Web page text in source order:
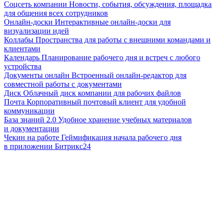
Соцсеть компании Новости, события, обсуждения, площадка
для общения всех сотрудников
Онлайн-доски Интерактивные онлайн-доски для
визуализации идей
Коллабы Пространства для работы с внешними командами и
клиентами
Календарь Планирование рабочего дня и встреч с любого
устройства
Документы онлайн Встроенный онлайн-редактор для
совместной работы с документами
Диск Облачный диск компании для рабочих файлов
Почта Корпоративный почтовый клиент для удобной
коммуникации
База знаний 2.0 Удобное хранение учебных материалов
и документации
Чекин на работе Геймификация начала рабочего дня
в приложении Битрикс24